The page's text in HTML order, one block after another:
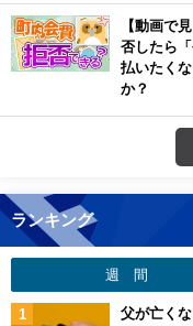
【動画で
否したら
払いたく
か？
ランキング
週 間
父が亡く